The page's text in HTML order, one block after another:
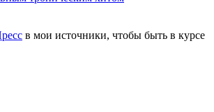
в мои источники, чтобы быть в курсе